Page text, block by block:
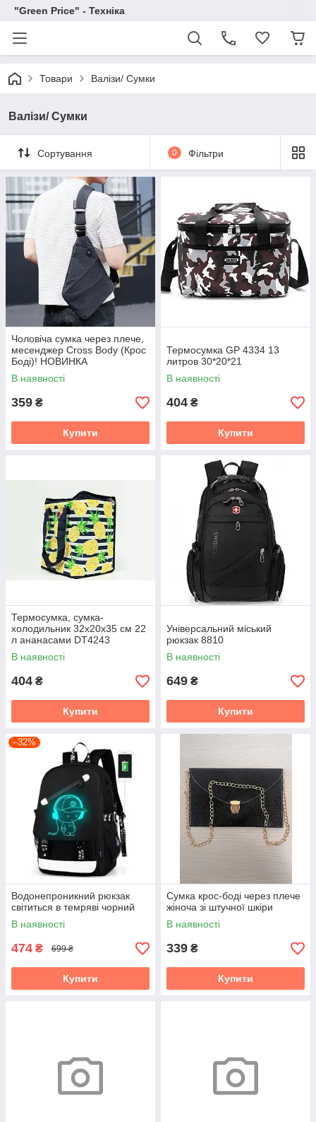
"Green Price" - Техніка
Товари Валізи/ Сумки
Валізи/ Сумки
Сортування 0 Фільтри
Чоловіча сумка через плече,
месенджер Cross Body (Крос
Боді)! НОВИНКА
В наявності
359 ₴
Купити
Термосумка GP 4334 13
литров 30*20*21
В наявності
404 ₴
Купити
Термосумка, сумка-
холодильник 32х20х35 см 22
л ананасами DT4243
В наявності
404 ₴
Купити
Універсальний міський
рюкзак 8810
В наявності
649 ₴
Купити
–32%
Водонепроникний рюкзак
світиться в темряві чорний
В наявності
474 ₴ 699 ₴
Купити
Сумка крос-боді через плече
жіноча зі штучної шкіри
В наявності
339 ₴
Купити